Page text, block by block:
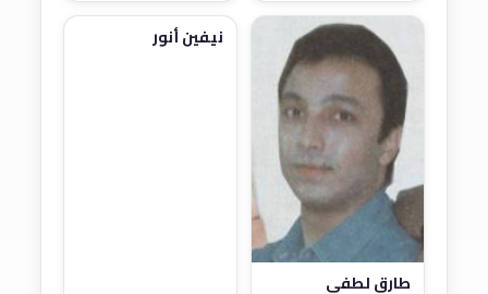
طارق لطفي
نيفين أنور